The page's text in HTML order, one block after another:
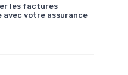
les factures
votre assurance